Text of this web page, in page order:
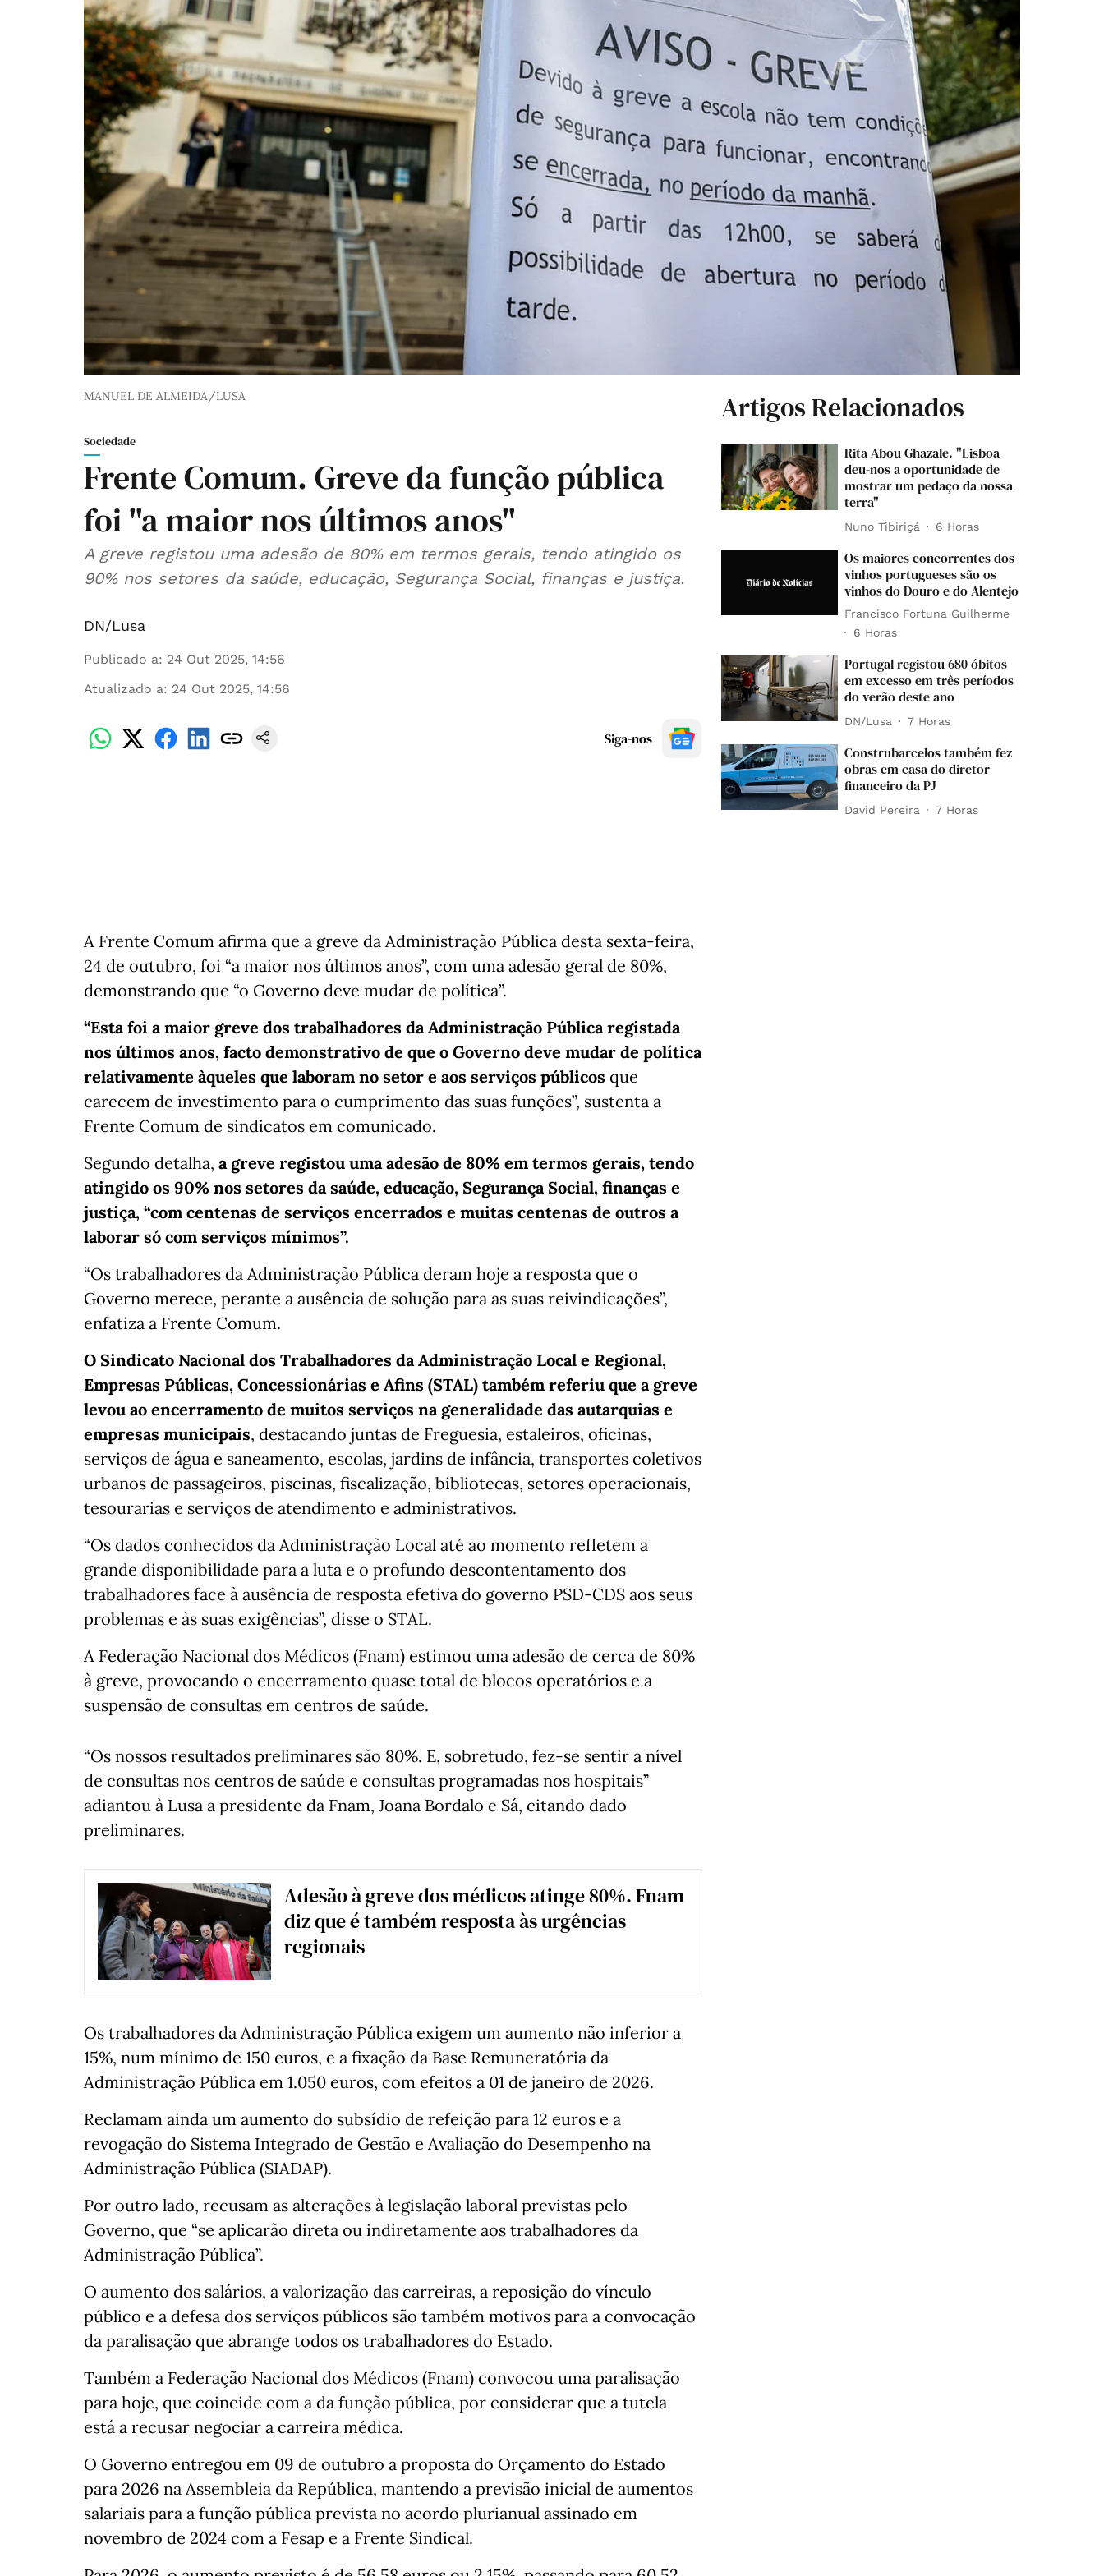
MANUEL DE ALMEIDA/LUSA
Sociedade
Frente Comum. Greve da função pública
foi "a maior nos últimos anos"
A greve registou uma adesão de 80% em termos gerais, tendo atingido os
90% nos setores da saúde, educação, Segurança Social, finanças e justiça.
DN/Lusa
Publicado a: 24 Out 2025, 14:56
Atualizado a: 24 Out 2025, 14:56
Siga-nos
A Frente Comum afirma que a greve da Administração Pública desta sexta-feira,
24 de outubro, foi “a maior nos últimos anos”, com uma adesão geral de 80%,
demonstrando que “o Governo deve mudar de política”.
“Esta foi a maior greve dos trabalhadores da Administração Pública registada
nos últimos anos, facto demonstrativo de que o Governo deve mudar de política
relativamente àqueles que laboram no setor e aos serviços públicos que
carecem de investimento para o cumprimento das suas funções”, sustenta a
Frente Comum de sindicatos em comunicado.
Segundo detalha, a greve registou uma adesão de 80% em termos gerais, tendo
atingido os 90% nos setores da saúde, educação, Segurança Social, finanças e
justiça, “com centenas de serviços encerrados e muitas centenas de outros a
laborar só com serviços mínimos”.
“Os trabalhadores da Administração Pública deram hoje a resposta que o
Governo merece, perante a ausência de solução para as suas reivindicações”,
enfatiza a Frente Comum.
O Sindicato Nacional dos Trabalhadores da Administração Local e Regional,
Empresas Públicas, Concessionárias e Afins (STAL) também referiu que a greve
levou ao encerramento de muitos serviços na generalidade das autarquias e
empresas municipais, destacando juntas de Freguesia, estaleiros, oficinas,
serviços de água e saneamento, escolas, jardins de infância, transportes coletivos
urbanos de passageiros, piscinas, fiscalização, bibliotecas, setores operacionais,
tesourarias e serviços de atendimento e administrativos.
“Os dados conhecidos da Administração Local até ao momento refletem a
grande disponibilidade para a luta e o profundo descontentamento dos
trabalhadores face à ausência de resposta efetiva do governo PSD-CDS aos seus
problemas e às suas exigências”, disse o STAL.
A Federação Nacional dos Médicos (Fnam) estimou uma adesão de cerca de 80%
à greve, provocando o encerramento quase total de blocos operatórios e a
suspensão de consultas em centros de saúde.
“Os nossos resultados preliminares são 80%. E, sobretudo, fez-se sentir a nível
de consultas nos centros de saúde e consultas programadas nos hospitais”
adiantou à Lusa a presidente da Fnam, Joana Bordalo e Sá, citando dado
preliminares.
Adesão à greve dos médicos atinge 80%. Fnam
diz que é também resposta às urgências
regionais
Os trabalhadores da Administração Pública exigem um aumento não inferior a
15%, num mínimo de 150 euros, e a fixação da Base Remuneratória da
Administração Pública em 1.050 euros, com efeitos a 01 de janeiro de 2026.
Reclamam ainda um aumento do subsídio de refeição para 12 euros e a
revogação do Sistema Integrado de Gestão e Avaliação do Desempenho na
Administração Pública (SIADAP).
Por outro lado, recusam as alterações à legislação laboral previstas pelo
Governo, que “se aplicarão direta ou indiretamente aos trabalhadores da
Administração Pública”.
O aumento dos salários, a valorização das carreiras, a reposição do vínculo
público e a defesa dos serviços públicos são também motivos para a convocação
da paralisação que abrange todos os trabalhadores do Estado.
Também a Federação Nacional dos Médicos (Fnam) convocou uma paralisação
para hoje, que coincide com a da função pública, por considerar que a tutela
está a recusar negociar a carreira médica.
O Governo entregou em 09 de outubro a proposta do Orçamento do Estado
para 2026 na Assembleia da República, mantendo a previsão inicial de aumentos
salariais para a função pública prevista no acordo plurianual assinado em
novembro de 2024 com a Fesap e a Frente Sindical.
Artigos Relacionados
Rita Abou Ghazale. "Lisboa
deu-nos a oportunidade de
mostrar um pedaço da nossa
terra"
Nuno Tibiriçá 6 Horas
Os maiores concorrentes dos
vinhos portugueses são os
vinhos do Douro e do Alentejo
Francisco Fortuna Guilherme
6 Horas
Portugal registou 680 óbitos
em excesso em três períodos
do verão deste ano
DN/Lusa 7 Horas
Construbarcelos também fez
obras em casa do diretor
financeiro da PJ
David Pereira 7 Horas